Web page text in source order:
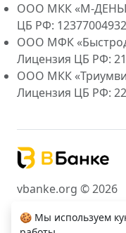
ООО МКК «М-
ЦБ РФ:
ООО МФК
Лицензия ЦБ РФ:
ООО МКК
Лицензия ЦБ РФ:
vbanke.org © 2026
🍪 Мы используем